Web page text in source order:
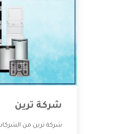
شركة ترين
شركة ترين من